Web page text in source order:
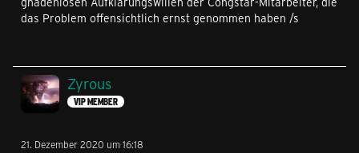
das Problem offensichtlich ernst genommen haben /s
Zyrous
VIP MEMBER
21. Dezember 2020 um 16:18